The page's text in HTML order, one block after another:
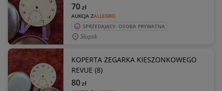
AUKCJA ZALLEGRO
70zł
SPRZEDAJĄCY: OSOBA PRYWATNA
Słupsk
KOPERTA ZEGARKA KIESZONKOWEGO
REVUE (8)
80zł